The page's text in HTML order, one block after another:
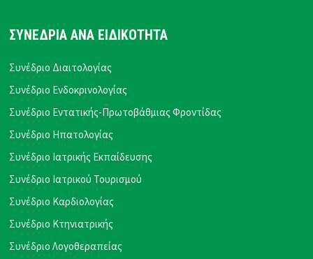
ΣΥΝΕΔΡΙΑ ΑΝΑ ΕΙΔΙΚΟΤΗΤΑ
Συνέδριο Διαιτολογίας
Συνέδριο Ενδοκρινολογίας
Συνέδριο Εντατικής-Πρωτοβάθμιας Φροντίδας
Συνέδριο Ηπατολογίας
Συνέδριο Ιατρικής Εκπαίδευσης
Συνέδριο Ιατρικού Τουρισμού
Συνέδριο Καρδιολογίας
Συνέδριο Κτηνιατρικής
Συνέδριο Λογοθεραπείας